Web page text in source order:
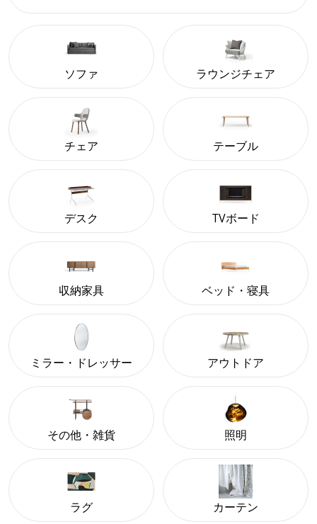
ソファ ラウンジチェア
チェア テーブル
デスク TVボード
収納家具 ベッド・寝具
ミラー・ドレッサー アウトドア
その他・雑貨 照明
ラグ カーテン